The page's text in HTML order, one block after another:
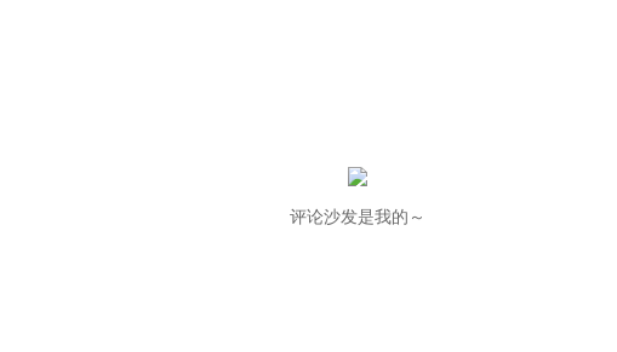
评论沙发是我的～